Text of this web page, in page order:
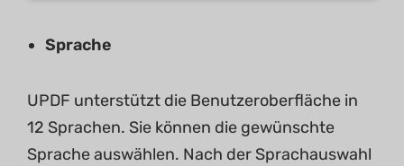
Sprache
UPDF unterstützt die Benutzeroberfläche in
12 Sprachen. Sie können die gewünschte
Sprache auswählen. Nach der Sprachauswahl